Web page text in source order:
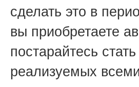
сделать это в
вы приобретаете
постарайтесь
реализуемых